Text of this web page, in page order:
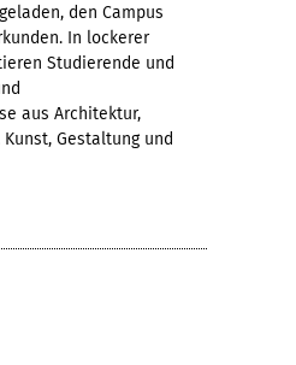
den Campus
In lockerer
Studierende und
aus Architektur,
Gestaltung und